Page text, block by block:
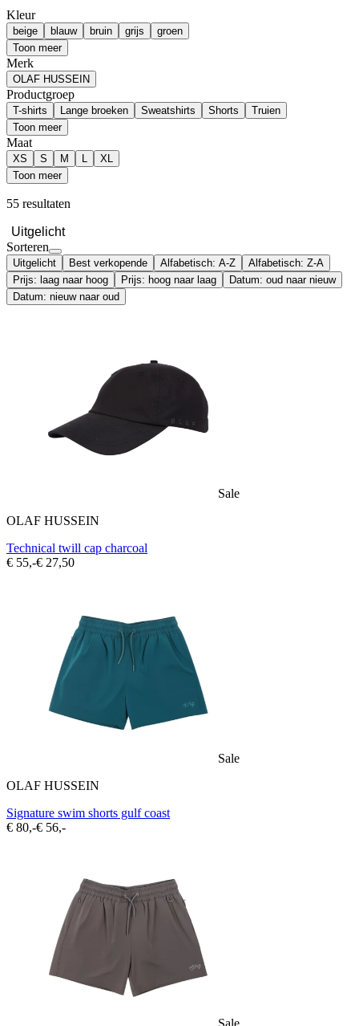
Kleur
beige blauw bruin grijs
groen
Toon meer
Merk
OLAF HUSSEIN
Productgroep
T-shirts Lange broeken Sweatshirts Shorts
Truien
Toon meer
Maat
XS S M L
XL
Toon meer
55 resultaten
Uitgelicht
Sorteren
Uitgelicht Best verkopende Alfabetisch: A-Z
Alfabetisch: Z-A
Prijs: laag naar hoog
Prijs: hoog naar laag
Datum: oud naar nieuw
Datum: nieuw naar oud
Sale
OLAF HUSSEIN
Technical twill cap charcoal
€ 55,-€ 27,50
Sale
OLAF HUSSEIN
Signature swim shorts gulf coast
€ 80,-€ 56,-